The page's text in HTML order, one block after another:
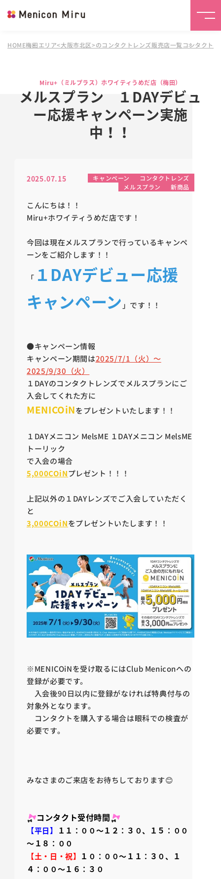
HOME梅田エリア<大阪市北区>のコンタクトレンズ販売店一覧コンタクト
Miru+（ミルプラス）ホワイティうめだ店（梅田）
メルスプラン １DAYデビュ
ー応援キャンペーン実施
中！！
2025.07.15 キャンペーン
コンタクトレンズ
メルスプラン
新商品
こんにちは！！
Miru+ホワイティうめだ店です！
今回は現在メルスプランで行っているキャンペ
ーンをご紹介します！！
「 １DAYデビュー応援
キャンペーン 」です！！
●キャンペーン情報
キャンペーン期間は2025/7/1（火）～
2025/9/30（火）
１DAYのコンタクトレンズでメルスプランにご
入会してくれた方に
MENICOiNをプレゼントいたします！！
１DAYメニコン MelsME １DAYメニコン MelsME
トーリック
で入会の場合
5,000COiNプレゼント！！！
上記以外の１DAYレンズでご入会していただく
と
3,000COiNをプレゼントいたします！！
※MENICOiNを受け取るにはClub Meniconへの
登録が必要です。
入会後90日以内に登録がなければ特典付与の
対象外となります。
コンタクトを購入する場合は眼科での検査が
必要です。
みなさまのご来店をお待ちしております😊
コンタクト受付時間
【平日】
１１：００～１２：３０、１５：００
～１８：００
【土・日・祝】 １０：００～１１：３０、１
４：００～１６：３０